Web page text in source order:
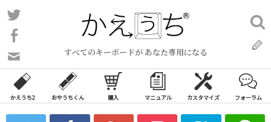
コ
ン
ン
ツ
ス
すべてのキーボードが あなた専用になる
い
合
わ
検
索:
かえうち2 おやうちくん 購入 マニュアル カスタマイズ フォーラム